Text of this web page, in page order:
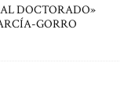
DOCTORADO»
GORRO